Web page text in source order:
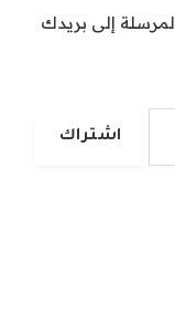
إلى بريدك
اشتراك